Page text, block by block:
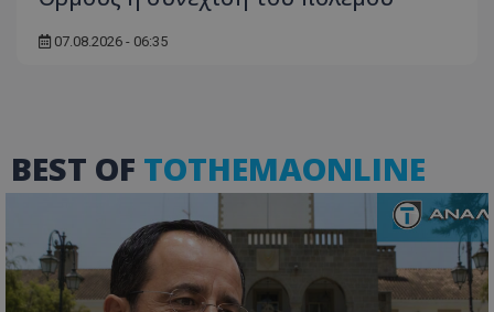
07.08.2026 - 06:35
BEST OF TOTHEMAONLINE
βασικές λειτουργίες του ιστότοπου, όπως τη
Ο ιστότοπος δεν μπορεί να χρησιμοποιηθεί σωστά